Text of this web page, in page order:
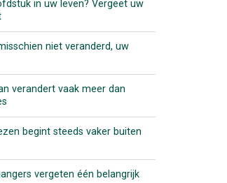
in uw leven? Vergeet uw
niet veranderd, uw
verandert vaak meer dan
begint steeds vaker buiten
vergeten één belangrijk